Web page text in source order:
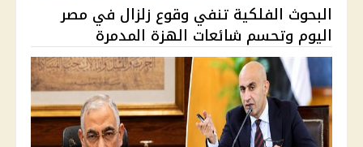
البحوث الفلكية تنفي وقوع زلزال في مصر
اليوم وتحسم شائعات الهزة المدمرة